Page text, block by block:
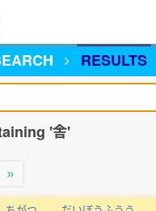
RESULTS
'舎'
»